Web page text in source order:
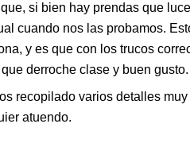
si bien hay prendas que
cuando nos las probamos.
y es que con los trucos
derroche clase y buen gusto.
recopilado varios detalles
atuendo.